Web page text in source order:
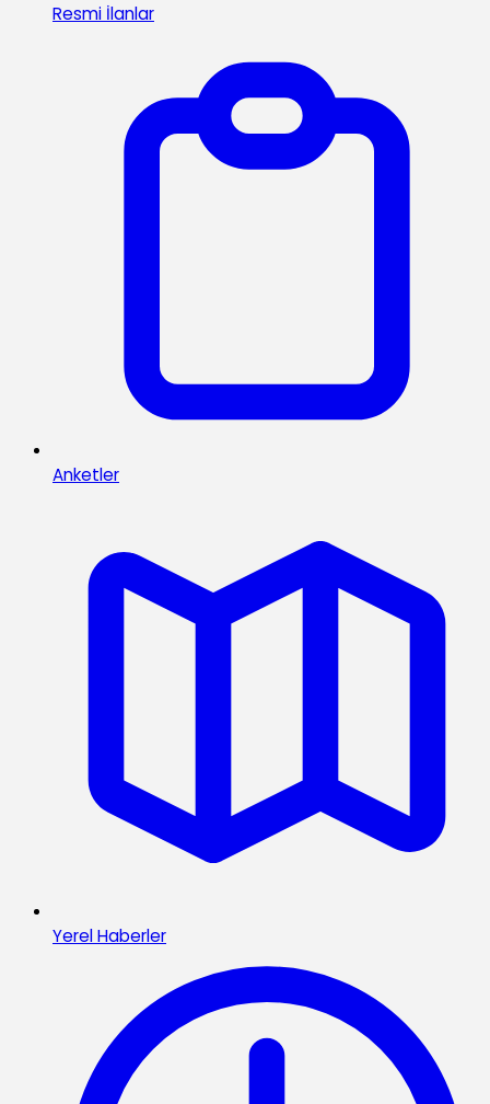
Resmi İlanlar
Anketler
Yerel Haberler